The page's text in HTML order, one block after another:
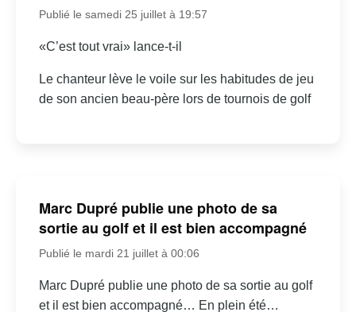
Publié le samedi 25 juillet à 19:57
«C’est tout vrai» lance-t-il
Le chanteur lève le voile sur les habitudes de jeu
de son ancien beau-père lors de tournois de golf
Marc Dupré publie une photo de sa
sortie au golf et il est bien accompagné
Publié le mardi 21 juillet à 00:06
Marc Dupré publie une photo de sa sortie au golf
et il est bien accompagné… En plein été…